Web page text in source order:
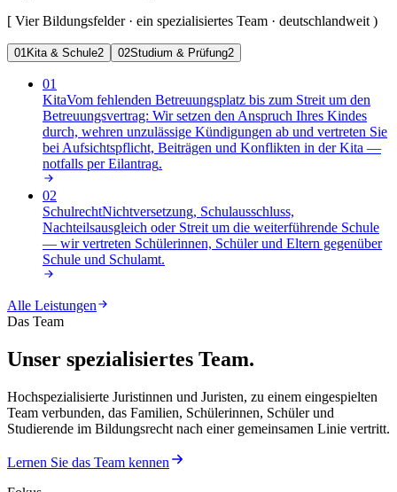
[ Vier Bildungsfelder · ein spezialisiertes Team · deutschlandweit)
01Kita & Schule2 02Studium & Prüfung2
01
KitaVom fehlenden Betreuungsplatz bis zum Streit um den
Betreuungsvertrag: Wir setzen den Anspruch Ihres Kindes
durch, wehren unzulässige Kündigungen ab und vertreten Sie
bei Aufsichtspflicht, Beiträgen und Konflikten in der Kita —
notfalls per Eilantrag.
02
SchulrechtNichtversetzung, Schulausschluss,
Nachteilsausgleich oder Streit um die weiterführende Schule
— wir vertreten Schülerinnen, Schüler und Eltern gegenüber
Schule und Schulamt.
Alle Leistungen
Das Team
Unser spezialisiertes Team.
Hochspezialisierte Juristinnen und Juristen, zu einem eingespielten
Team verbunden, das Familien, Schülerinnen, Schüler und
Studierende im Bildungsrecht nach einer gemeinsamen Linie vertritt.
Lernen Sie das Team kennen